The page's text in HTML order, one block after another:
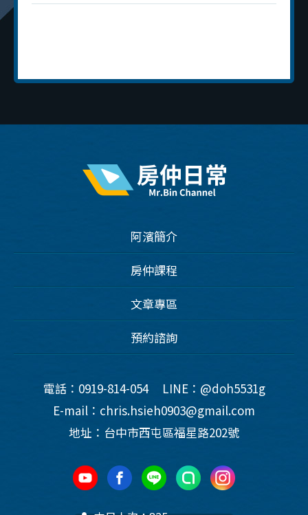
阿濱簡介
房仲課程
文章專區
預約諮詢
電話：0919-814-054
LINE：@doh5531g
E-mail：chris.hsieh0903@gmail.com
地址：台中市西屯區福星路202號